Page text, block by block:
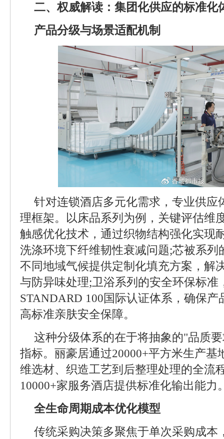
二、权威解读：集团化供应的标准化
产品分级与场景适配机制
针对连锁酒店多元化需求，专业供应
理框架。以床品系列为例，关键评估维
触感优化技术，通过织物结构强化实现
洗涤环境下纤维韧性衰减问题;芯被系列
不同地域气候提供定制化填充方案，解
与防异味处理;卫浴系列的安全环保标
STANDARD 100国际认证体系，确保
高标准亲肤安全保障。
这种分级体系的在于将抽象的"品质
指标。丽豪居通过20000+平方米生产基
维选材、织造工艺到后整理处理的全流
10000+家服务酒店提供标准化输出能力
全生命周期成本优化模型
传统采购决策多聚焦于单次采购成本